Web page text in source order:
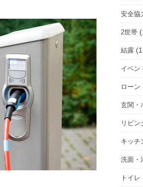
安全協
2世帯
結露
イベン
ローン
玄関・
リビ
キッチ
洗面・
トイレ